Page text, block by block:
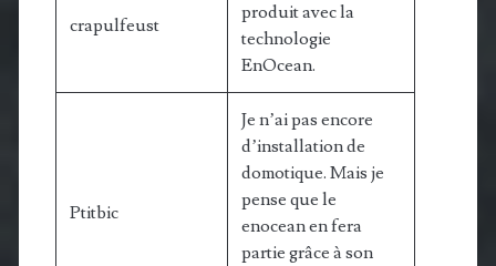
crapulfeust
produit avec la
technologie
EnOcean.
Ptitbic
Je n’ai pas encore
d’installation de
domotique. Mais je
pense que le
enocean en fera
partie grâce à son